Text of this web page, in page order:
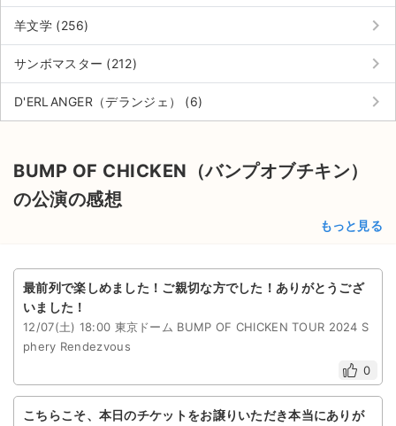
羊文学 (256) keyboard_arrow_right
サンボマスター (212) keyboard_arrow_right
D'ERLANGER（デランジェ） (6) keyboard_arrow_right
BUMP OF CHICKEN（バンプオブチキン）
の公演の感想
もっと見る
最前列で楽しめました！ご親切な方でした！ありがとうござ
いました！
12/07(土) 18:00 東京ドーム BUMP OF CHICKEN TOUR 2024 S
phery Rendezvous
0
こちらこそ、本日のチケットをお譲りいただき本当にありが